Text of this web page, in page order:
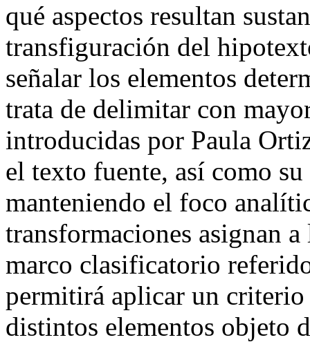
qué aspectos resultan
transfiguración del
señalar los elementos
trata de delimitar con
introducidas por Paula
el texto fuente, así como
manteniendo el foco
transformaciones asignan
marco clasificatorio
permitirá aplicar un criterio
distintos elementos objeto